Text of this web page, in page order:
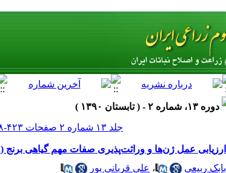
دوره ۱۳، شماره ۲ - ( تابستان ۱۳۹۰ )
جلد ۱۳ شماره ۲ صفحات ۴۲۳-۴۰۸
ارزیابی عمل ژن‌ها و وراثت‌پذیری صفات مهم گیاهی برنج (Oryza sativa L.) از طریق تجزیه میانگین نسل‌ها
بابک ربیعی
، علی قربانی پور